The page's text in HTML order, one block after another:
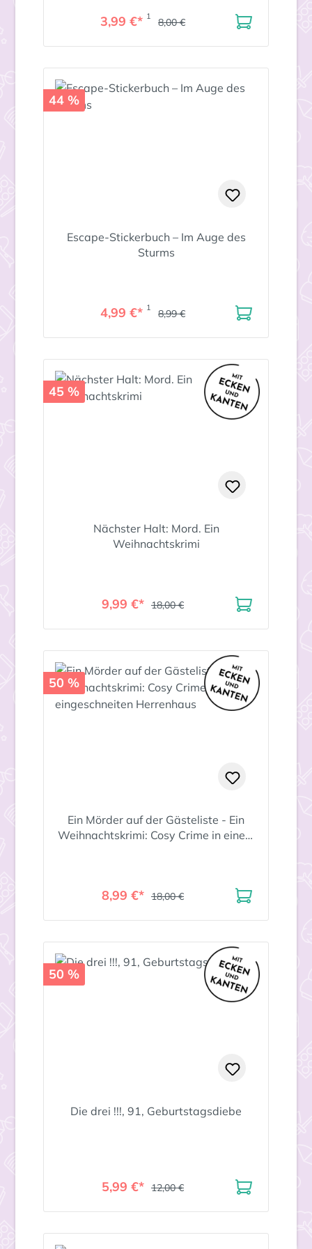
3,99 €* 1 8,00 €
44 %
Escape-Stickerbuch – Im Auge des
Sturms
4,99 €* 1 8,99 €
45 %
Nächster Halt: Mord. Ein
Weihnachtskrimi
9,99 €* 18,00 €
50 %
Ein Mörder auf der Gästeliste - Ein
Weihnachtskrimi: Cosy Crime in einem
8,99 €* 18,00 €
50 %
Die drei !!!, 91, Geburtstagsdiebe
5,99 €* 12,00 €